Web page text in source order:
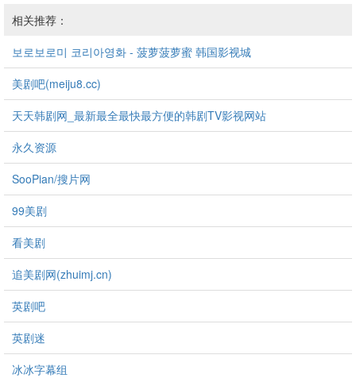
相关推荐：
보로보로미 코리아영화 - 菠萝菠萝蜜 韩国影视城
美剧吧(meiju8.cc)
天天韩剧网_最新最全最快最方便的韩剧TV影视网站
永久资源
SooPian/搜片网
99美剧
看美剧
追美剧网(zhuimj.cn)
英剧吧
英剧迷
冰冰字幕组